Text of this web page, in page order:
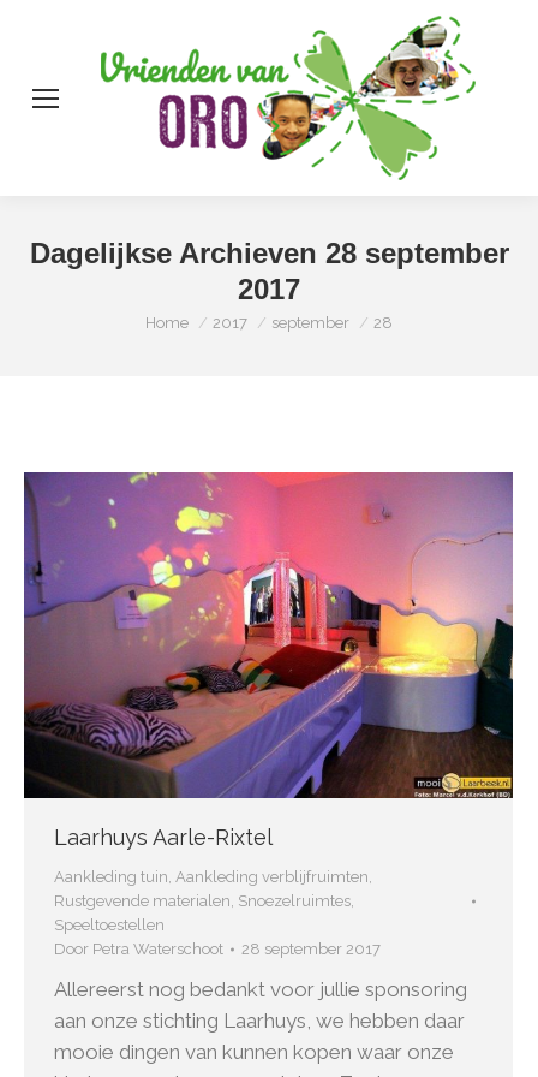
Dagelijkse Archieven 28 september
2017
Je bent hier:
Home 2017 september 28
Laarhuys Aarle-Rixtel
Aankleding tuin Aankleding verblijfruimten
Rustgevende materialen Snoezelruimtes
Speeltoestellen
Door Petra Waterschoot 28 september 2017
Allereerst nog bedankt voor jullie sponsoring
aan onze stichting Laarhuys, we hebben daar
mooie dingen van kunnen kopen waar onze